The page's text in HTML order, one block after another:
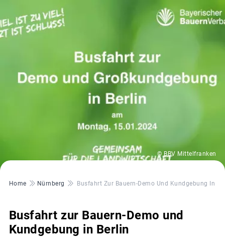
© BBV Mittelfranken
Pfadnavigation
Home Nürnberg Busfahrt Zur Bauern-Demo Und Kundgebung In
Busfahrt zur Bauern-Demo und
Kundgebung in Berlin